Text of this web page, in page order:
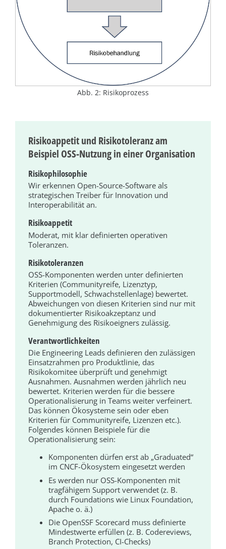
Abb. 2: Risikoprozess
Risikoappetit und Risikotoleranz am
Beispiel OSS-Nutzung in einer Organisation
Risikophilosophie
Wir erkennen Open-Source-Software als
strategischen Treiber für Innovation und
Interoperabilität an.
Risikoappetit
Moderat, mit klar definierten operativen
Toleranzen.
Risikotoleranzen
OSS-Komponenten werden unter definierten
Kriterien (Communityreife, Lizenztyp,
Supportmodell, Schwachstellenlage) bewertet.
Abweichungen von diesen Kriterien sind nur mit
dokumentierter Risikoakzeptanz und
Genehmigung des Risikoeigners zulässig.
Verantwortlichkeiten
Die Engineering Leads definieren den zulässigen
Einsatzrahmen pro Produktlinie, das
Risikokomitee überprüft und genehmigt
Ausnahmen. Ausnahmen werden jährlich neu
bewertet. Kriterien werden für die bessere
Operationalisierung in Teams weiter verfeinert.
Das können Ökosysteme sein oder eben
Kriterien für Communityreife, Lizenzen etc.).
Folgendes können Beispiele für die
Operationalisierung sein:
Komponenten dürfen erst ab „Graduated“
im CNCF-Ökosystem eingesetzt werden
Es werden nur OSS-Komponenten mit
tragfähigem Support verwendet (z. B.
durch Foundations wie Linux Foundation,
Apache o. ä.)
Die OpenSSF Scorecard muss definierte
Mindestwerte erfüllen (z. B. Codereviews,
Branch Protection, CI-Checks)